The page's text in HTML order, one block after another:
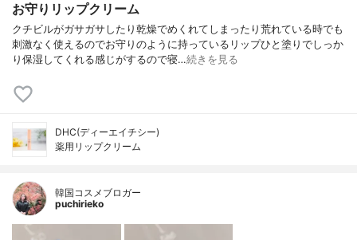
お守りリップクリーム
クチビルがガサガサしたり乾燥でめくれてしまったり荒れている時でも
刺激なく使えるのでお守りのように持っているリップひと塗りでしっか
り保湿してくれる感じがするので寝…続きを見る
DHC(ディーエイチシー)
薬用リップクリーム
韓国コスメブロガー
puchirieko